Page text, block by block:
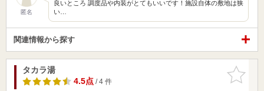
匿名
良いところ 調度品や内装がとてもいいです！施設自体の敷地は狭
い…
関連情報から探す
お気に入
りに追加
タカラ湯
4.5点/ 4 件